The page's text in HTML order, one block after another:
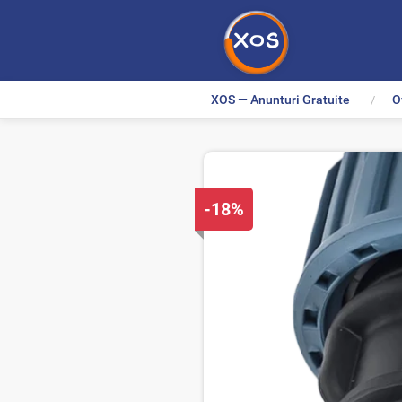
XOS — Anunturi Gratuite
D
i
-18%